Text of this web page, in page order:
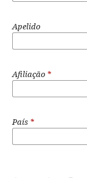
Apelido
Afiliação *
País *